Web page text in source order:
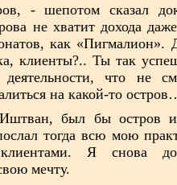
- шепотом сказал
не хватит дохода
как «Пигмалион».
клиенты?.. Ты так
деятельности, что не
на какой-то
был бы остров
тогда всю мою
Я снова
мечту.